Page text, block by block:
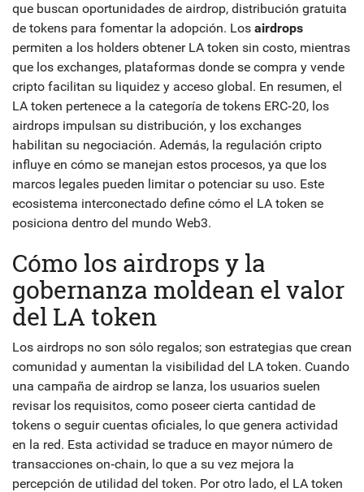
que buscan oportunidades de airdrop, distribución gratuita
de tokens para fomentar la adopción. Los airdrops
permiten a los holders obtener LA token sin costo, mientras
que los exchanges, plataformas donde se compra y vende
cripto facilitan su liquidez y acceso global. En resumen, el
LA token pertenece a la categoría de tokens ERC‑20, los
airdrops impulsan su distribución, y los exchanges
habilitan su negociación. Además, la regulación cripto
influye en cómo se manejan estos procesos, ya que los
marcos legales pueden limitar o potenciar su uso. Este
ecosistema interconectado define cómo el LA token se
posiciona dentro del mundo Web3.
Cómo los airdrops y la
gobernanza moldean el valor
del LA token
Los airdrops no son sólo regalos; son estrategias que crean
comunidad y aumentan la visibilidad del LA token. Cuando
una campaña de airdrop se lanza, los usuarios suelen
revisar los requisitos, como poseer cierta cantidad de
tokens o seguir cuentas oficiales, lo que genera actividad
en la red. Esta actividad se traduce en mayor número de
transacciones on‑chain, lo que a su vez mejora la
percepción de utilidad del token. Por otro lado, el LA token